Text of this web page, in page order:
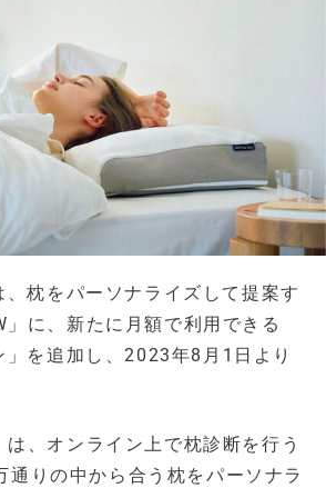
、枕をパーソナライズして提案す
」に、新たに月額で利用できる
」を追加し、2023年8月1日より
は、オンライン上で枕診断を行う
通りの中から合う枕をパーソナラ